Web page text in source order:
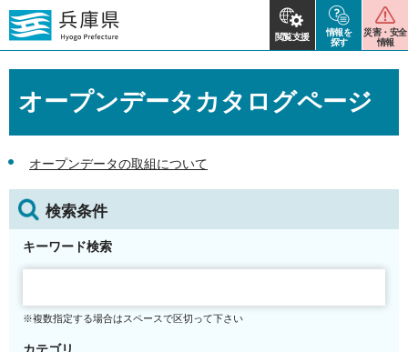
閲覧支援
情報を
探す
災害・安全
情報
オープンデータカタログページ
オープンデータの取組について
検索条件
キーワード検索
※複数指定する場合はスペースで区切って下さい
カテゴリ